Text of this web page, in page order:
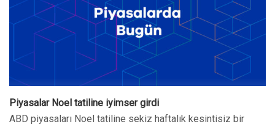
Piyasalar Noel tatiline iyimser girdi
ABD piyasaları Noel tatiline sekiz haftalık kesintisiz bir